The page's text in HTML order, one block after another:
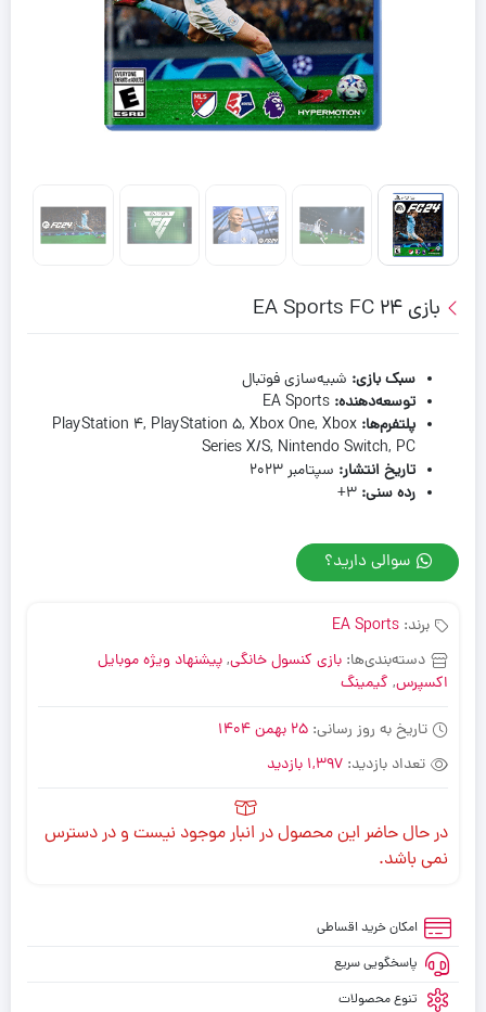
بازی EA Sports FC 24
سبک بازی: شبیه‌سازی فوتبال
توسعه‌دهنده:
پلتفرم‌ها:
PlayStation 4, PlayStation 5, Xbox One, Xbox
Series X/S, Nintendo Switch, PC
تاریخ انتشار: سپتامبر ۲۰۲۳
رده سنی:
سوالی دارید؟
برند: EA Sports
دسته‌بندی‌ها: بازی کنسول خانگی,پیشنهاد ویژه موبایل
اکسپرس, گیمینگ
تاریخ به روز رسانی: 25 بهمن 1404
تعداد بازدید: 1,397 بازدید
در حال حاضر این محصول در انبار موجود نیست و در دسترس
نمی باشد.
امکان خرید اقساطی
پاسخگویی سریع
تنوع محصولات